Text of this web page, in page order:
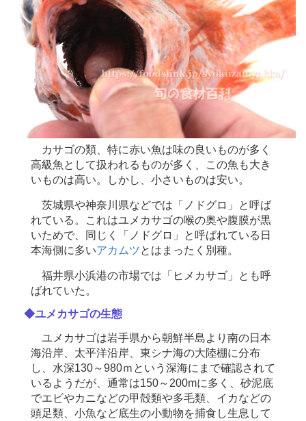
カサゴの類、特に赤い魚は味の良いものが多く
高級魚として扱われるものが多く、この魚も大き
いものは高い。しかし、小さいものは安い。
茨城県や神奈川県などでは「ノドグロ」と呼ば
れている。これはユメカサゴの喉の奥や腹膜が黒
いためで、同じく「ノドグロ」と呼ばれている日
本海側に多いアカムツとはまったく別種。
福井県小浜港の市場では「ヒメカサゴ」とも呼
ばれていた。
◆ユメカサゴの生態
ユメカサゴは岩手県から朝鮮半島より南の日本
海沿岸、太平洋沿岸、東シナ海の大陸棚に分布
し、水深130～980ｍという深海にまで確認されて
いるようだが、通常は150～200mに多く、砂泥底
でエビやカニなどの甲殻類や多毛類、イカなどの
頭足類、小魚など底生の小動物を捕食し生息して